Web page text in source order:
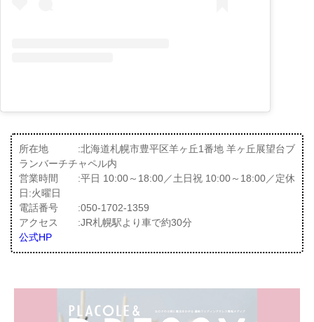
所在地 :北海道札幌市豊平区羊ヶ丘1番地 羊ヶ丘展望台ブ
ランバーチチャペル内
営業時間 :平日 10:00～18:00／土日祝 10:00～18:00／定休
日:火曜日
電話番号 :050-1702-1359
アクセス :JR札幌駅より車で約30分
公式HP